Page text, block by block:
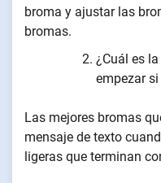
broma y ajustar las
bromas.
¿Cuál es
empezar
Las mejores bromas
mensaje de texto
ligeras que terminan